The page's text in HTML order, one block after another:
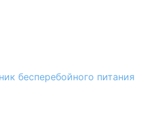
бесперебойного питания